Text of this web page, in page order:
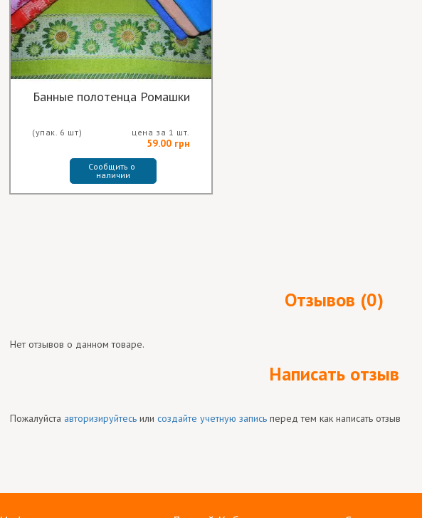
Банные полотенца Ромашки
(упак. 6 шт) цена за 1 шт.
59.00 грн
Сообщить о
наличии
Отзывов (0)
Нет отзывов о данном товаре.
Написать отзыв
Пожалуйста авторизируйтесь или создайте учетную запись перед тем как написать отзыв